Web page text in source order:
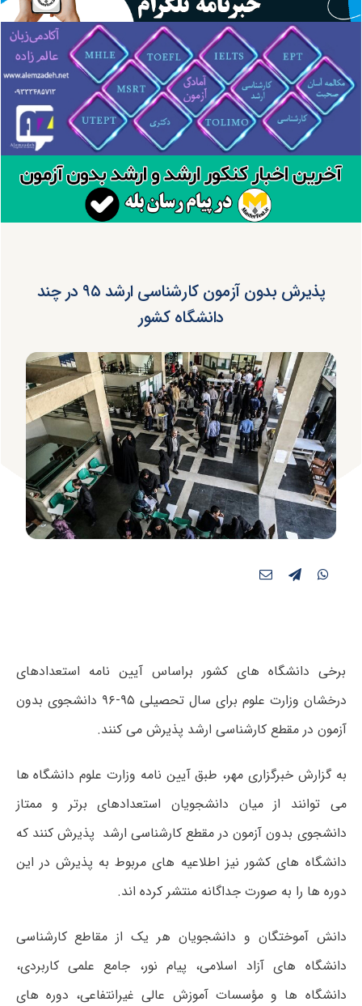
پذیرش بدون آزمون کارشناسی ارشد ۹۵ در چند
دانشگاه کشور
برخی دانشگاه های کشور براساس آیین نامه استعدادهای
درخشان وزارت علوم برای سال تحصیلی ۹۵-۹۶ دانشجوی بدون
آزمون در مقطع کارشناسی ارشد پذیرش می کنند.
به گزارش خبرگزاری مهر، طبق آیین نامه وزارت علوم دانشگاه ها
می توانند از میان دانشجویان استعدادهای برتر و ممتاز
دانشجوی بدون آزمون در مقطع کارشناسی ارشد پذیرش کنند که
دانشگاه های کشور نیز اطلاعیه های مربوط به پذیرش در این
دوره ها را به صورت جداگانه منتشر کرده اند.
دانش آموختگان و دانشجویان هر یک از مقاطع کارشناسی
دانشگاه های آزاد اسلامی، پیام نور، جامع علمی کاربردی،
دانشگاه ها و مؤسسات آموزش عالی غیرانتفاعی، دوره های